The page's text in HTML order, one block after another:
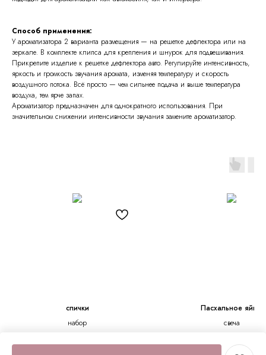
Способ применения:
У ароматизатора 2 варианта размещения — на решетке дефлектора или на
зеркале. В комплекте клипса для крепления и шнурок для подвешивания.
Прикрепите изделие к решетке дефлектора авто. Регулируйте интенсивность,
яркость и громкость звучания аромата, изменяя температуру и скорость
воздушного потока. Всё просто — чем сильнее подача и выше температура
воздуха, тем ярче запах.
Ароматизатор предназначен для однократного использования. При
значительном снижении интенсивности звучания замените ароматизатор.
спички
набор
Пасхальное яйцо
свеча